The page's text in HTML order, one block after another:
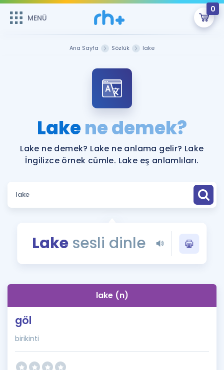
MENÜ
0
ÜYE DEĞİLİM
Sepetin Şu An Boş.
Remzi Hoca ile seni sınava hazırlayacak onlarca eğitim seni
bekliyor!
MENÜ
Faydalı Araçlar
Sözlük
Blog
İngilizce Gramer
Ana Sayfa Sözlük lake
Lakene demek?
Lake ne demek? Lake ne anlama gelir? Lake
İngilizce örnek cümle. Lake eş anlamlıları.
Lake sesli dinle
lake (n)
göl
birikinti